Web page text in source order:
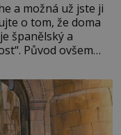
a možná už jste ji
o tom, že doma
španělský a
Původ ovšem
zemí a k tomu